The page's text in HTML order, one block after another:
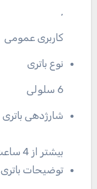
,
کاربری عمومی
نوع باتری
6 سلولی
شارژدهی باتری
بیشتر از 4 ساعت
توضیحات باتری